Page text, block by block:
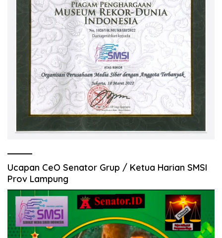
Ucapan CeO Senator Grup / Ketua Harian SMSI
Prov Lampung